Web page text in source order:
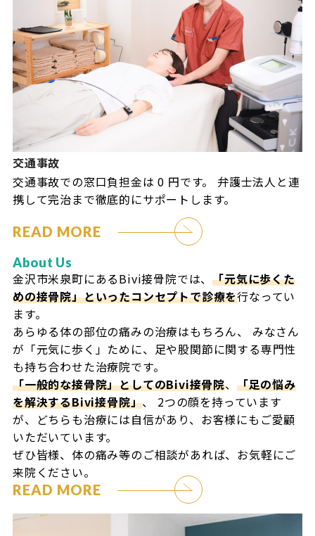
交通事故
交通事故での窓口負担金は 0 円です。 弁護士法人と連
携して完治まで徹底的にサポートします。
READ MORE
About Us
金沢市米泉町にあるBivi接骨院では、「元気に歩くた
めの接骨院」といったコンセプトで診療を行なってい
ます。
あらゆる体の部位の痛みの治療はもちろん、
みなさん
が「元気に歩く」ために、足や股関節に関する専門性
も持ち合わせた治療院です。
「一般的な接骨院」としてのBivi接骨院、 「足の悩み
を解決するBivi接骨院」、
2つの顔を持っています
が、どちらも治療には自信があり、お客様にもご愛顧
いただいています。
ぜひ皆様、体の痛み等のご相談があれば、お気軽にご
来院ください。
READ MORE